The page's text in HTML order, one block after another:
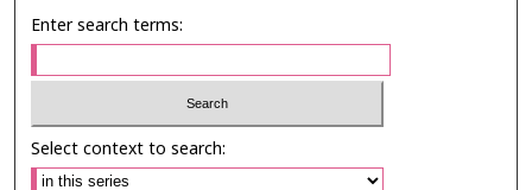
Enter search terms:
Select context to search: